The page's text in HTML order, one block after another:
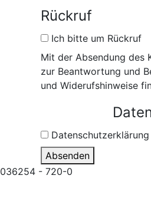
Rückruf
Ich bitte um Rückruf
Mit der Absendung des
zur Beantwortung und
und Widerufshinweise
Absenden
036254 - 720-0